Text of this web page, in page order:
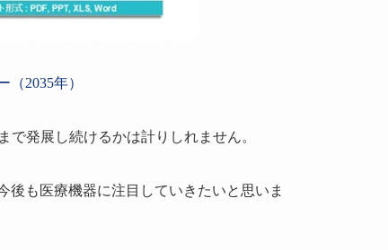
2035年）
発展し続けるかは計りしれません。
後も医療機器に注目していきたいと思いま